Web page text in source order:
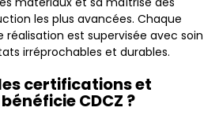
les plus avancées. Chaque
réalisation est supervisée avec soin
irréprochables et durables.
certifications et
CDCZ ?